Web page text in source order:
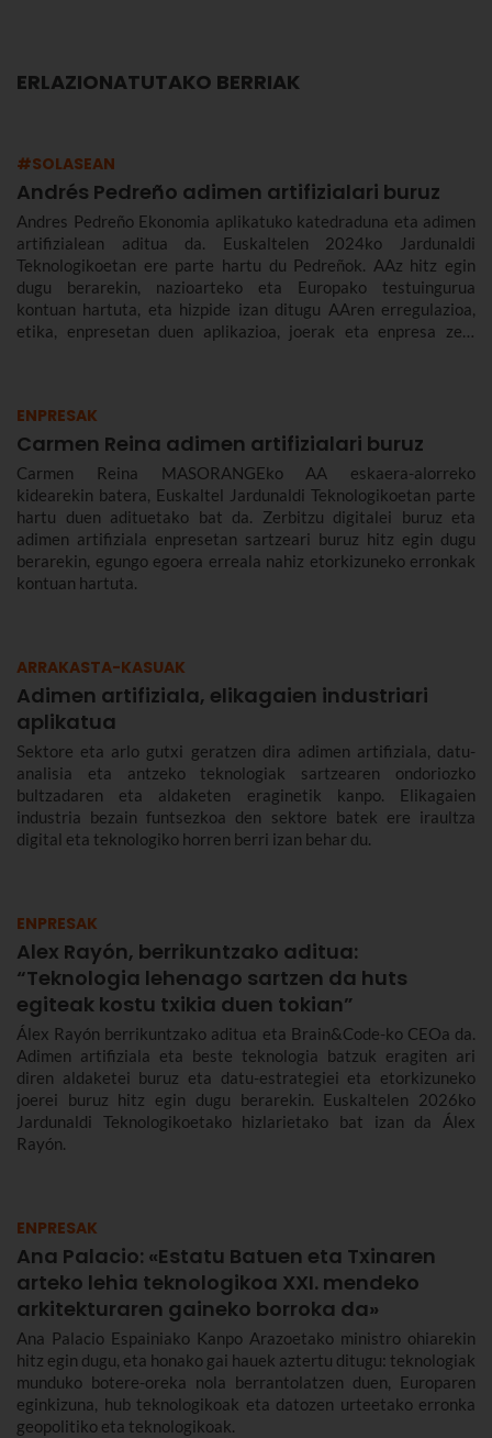
ERLAZIONATUTAKO BERRIAK
#SOLASEAN
Andrés Pedreño adimen artifizialari buruz
Andres Pedreño Ekonomia aplikatuko katedraduna eta adimen
artifizialean aditua da. Euskaltelen 2024ko Jardunaldi
Teknologikoetan ere parte hartu du Pedreñok. AAz hitz egin
dugu berarekin, nazioarteko eta Europako testuingurua
kontuan hartuta, eta hizpide izan ditugu AAren erregulazioa,
etika, enpresetan duen aplikazioa, joerak eta enpresa zein
ENPRESAK
Carmen Reina adimen artifizialari buruz
Carmen Reina MASORANGEko AA eskaera-alorreko
kidearekin batera, Euskaltel Jardunaldi Teknologikoetan parte
hartu duen adituetako bat da. Zerbitzu digitalei buruz eta
adimen artifiziala enpresetan sartzeari buruz hitz egin dugu
berarekin, egungo egoera erreala nahiz etorkizuneko erronkak
kontuan hartuta.
ARRAKASTA-KASUAK
Adimen artifiziala, elikagaien industriari
aplikatua
Sektore eta arlo gutxi geratzen dira adimen artifiziala, datu-
analisia eta antzeko teknologiak sartzearen ondoriozko
bultzadaren eta aldaketen eraginetik kanpo. Elikagaien
industria bezain funtsezkoa den sektore batek ere iraultza
digital eta teknologiko horren berri izan behar du.
ENPRESAK
Alex Rayón, berrikuntzako aditua:
“Teknologia lehenago sartzen da huts
egiteak kostu txikia duen tokian”
Álex Rayón berrikuntzako aditua eta Brain&Code-ko CEOa da.
Adimen artifiziala eta beste teknologia batzuk eragiten ari
diren aldaketei buruz eta datu-estrategiei eta etorkizuneko
joerei buruz hitz egin dugu berarekin. Euskaltelen 2026ko
Jardunaldi Teknologikoetako hizlarietako bat izan da Álex
Rayón.
ENPRESAK
Ana Palacio: «Estatu Batuen eta Txinaren
arteko lehia teknologikoa XXI. mendeko
arkitekturaren gaineko borroka da»
Ana Palacio Espainiako Kanpo Arazoetako ministro ohiarekin
hitz egin dugu, eta honako gai hauek aztertu ditugu: teknologiak
munduko botere-oreka nola berrantolatzen duen, Europaren
eginkizuna, hub teknologikoak eta datozen urteetako erronka
geopolitiko eta teknologikoak.